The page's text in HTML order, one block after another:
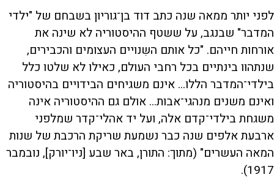
לפני יותר ממאה שנה כתב דוד בן־גוריון בשבחם של "ילדי
המדבר" שבנגב, על ששטף ההיסטוריה לא שינה את
אורחות חייהם. "כל אותם השִנויים העצומים והכבירים,
שנתהוו בינתיים בכל רחבי העולם, כאילו לא שלטו כלל
בילדי־המדבר הללו... אינם משגיחים הבידויים בהיסטוריה
ואינם משנים מנהגי־אבות... אולם גם ההיסטוריה אינה
משגחת בילדי־קדם אלה, ועל יד אהלי־קדר שמלפני
ארבעת אלפים שנה כבר נשמעת שריקת הרכבת של שנות
המאה העשרים" (מתוך: התורן, באר שבע [ניו־יורק], נובמבר
1917).